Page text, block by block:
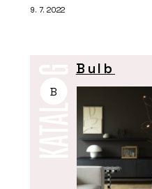
9. 7. 2022
B
Bulb